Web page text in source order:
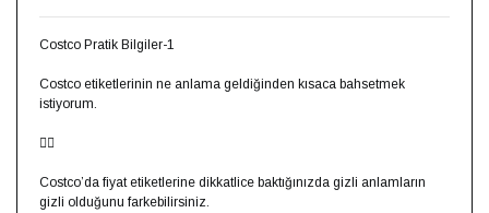
Costco Pratik Bilgiler-1 ⁣⁣
Costco etiketlerinin ne anlama geldiğinden kısaca bahsetmek
istiyorum.⁣⁣
👇🏻⁣⁣
Costco’da fiyat etiketlerine dikkatlice baktığınızda gizli anlamların
gizli olduğunu farkebilirsiniz.⁣⁣